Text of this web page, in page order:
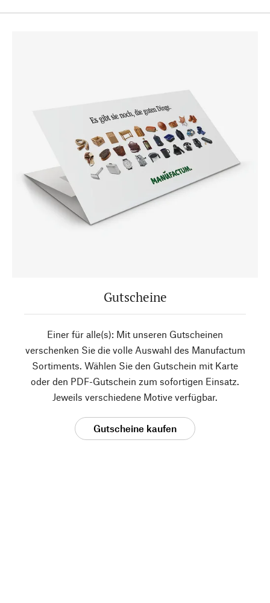
Gutscheine
Einer für alle(s): Mit unseren Gutscheinen
verschenken Sie die volle Auswahl des Manufactum
Sortiments. Wählen Sie den Gutschein mit Karte
oder den PDF-Gutschein zum sofortigen Einsatz.
Jeweils verschiedene Motive verfügbar.
Gutscheine kaufen